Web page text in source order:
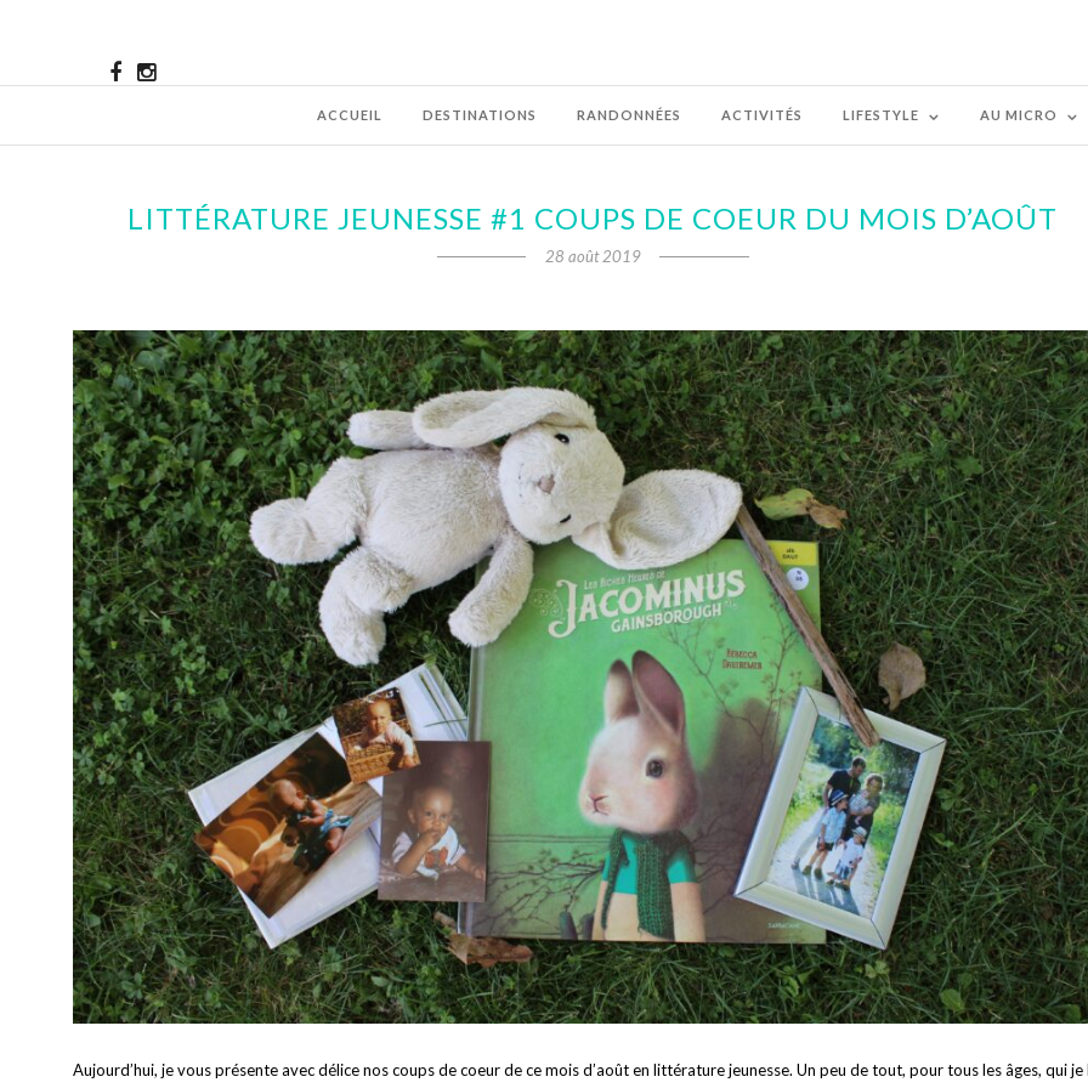
ACCUEIL DESTINATIONS RANDONNÉES ACTIVITÉS LIFESTYLE AU MICRO
LITTÉRATURE JEUNESSE #1 COUPS DE COEUR DU MOIS D’AOÛT
28 août 2019
Aujourd’hui, je vous présente avec délice nos coups de coeur de ce mois d’août en littérature jeunesse. Un peu de tout, pour tous les âges, qui je